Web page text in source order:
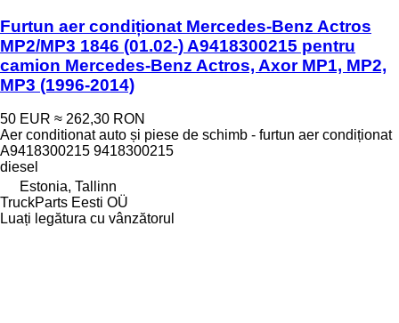
Furtun aer condiționat Mercedes-Benz Actros
MP2/MP3 1846 (01.02-) A9418300215 pentru
camion Mercedes-Benz Actros, Axor MP1, MP2,
MP3 (1996-2014)
50 EUR ≈ 262,30 RON
Aer conditionat auto și piese de schimb - furtun aer condiționat
A9418300215 9418300215
diesel
Estonia, Tallinn
TruckParts Eesti OÜ
Luați legătura cu vânzătorul